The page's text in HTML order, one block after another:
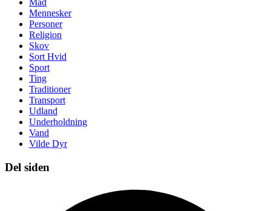
Mad
Mennesker
Personer
Religion
Skov
Sort Hvid
Sport
Ting
Traditioner
Transport
Udland
Underholdning
Vand
Vilde Dyr
Del siden